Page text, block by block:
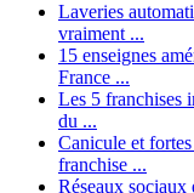
Laveries
vraiment ...
15 enseignes
France ...
Les 5 franchises
du ...
Canicule et
franchise ...
Réseaux sociaux